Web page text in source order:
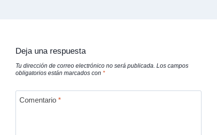
Deja una respuesta
Tu dirección de correo electrónico no será publicada. Los campos
obligatorios están marcados con *
Comentario *